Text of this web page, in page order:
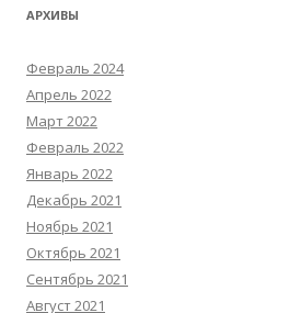
АРХИВЫ
Февраль 2024
Апрель 2022
Март 2022
Февраль 2022
Январь 2022
Декабрь 2021
Ноябрь 2021
Октябрь 2021
Сентябрь 2021
Август 2021